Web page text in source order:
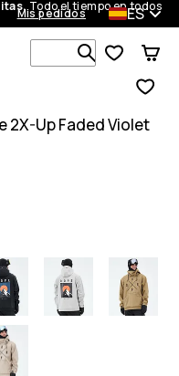
Todo el tiempo en todos
Mis pedidos ES
Busca en
2X-Up Faded Violet